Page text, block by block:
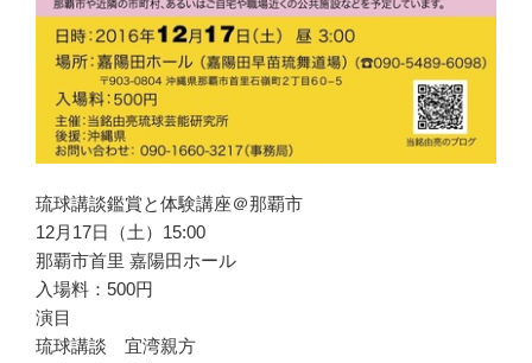
琉球講談鑑賞と体験講座＠那覇市
12月17日（土）15:00
那覇市首里 嘉陽田ホール
入場料：500円
演目
琉球講談 宜湾親方